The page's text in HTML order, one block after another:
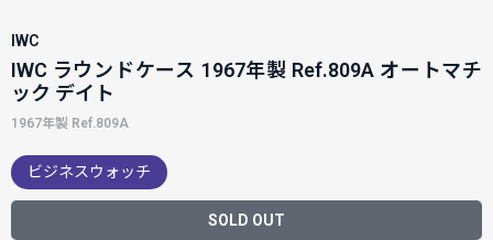
IWC
IWC ラウンドケース 1967年製 Ref.809A オートマチ
ック デイト
1967年製 Ref.809A
ビジネスウォッチ
SOLD OUT